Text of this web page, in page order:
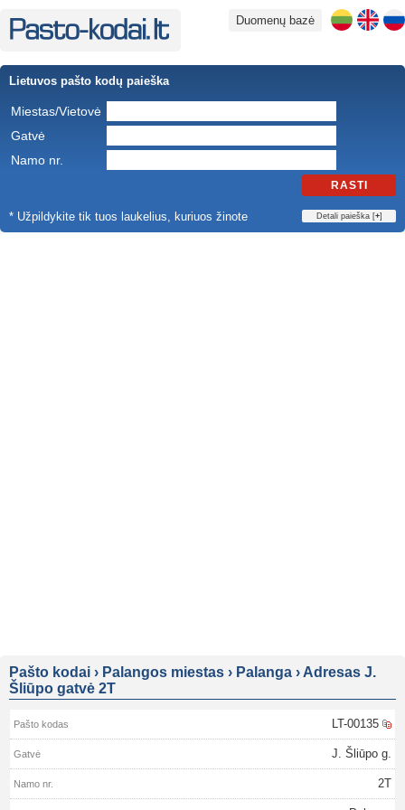
Duomenų bazė
Lietuvos pašto kodų paieška
Miestas/Vietovė
Gatvė
Namo nr.
RASTI
* Užpildykite tik tuos laukelius, kuriuos žinote Detali paieška [+]
Pašto kodai › Palangos miestas › Palanga › Adresas J.
Šliūpo gatvė 2T
LT-00135
J. Šliūpo g.
2T